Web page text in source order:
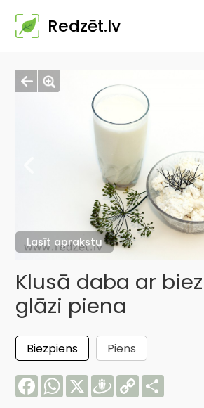
Redzēt.lv
Lasīt aprakstu
Klusā daba ar
glāzi piena
Biezpiens
Piens
FacebookWhatsApp
X Draugiem
Copy
Link